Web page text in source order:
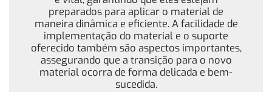
preparados para aplicar o material de
maneira dinâmica e eficiente. A facilidade de
implementação do material e o suporte
oferecido também são aspectos importantes,
assegurando que a transição para o novo
material ocorra de forma delicada e bem-
sucedida.